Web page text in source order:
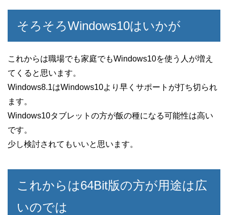
そろそろWindows10はいかが
これからは職場でも家庭でもWindows10を使う人が増え
てくると思います。
Windows8.1はWindows10より早くサポートが打ち切られ
ます。
Windows10タブレットの方が飯の種になる可能性は高い
です。
少し検討されてもいいと思います。
これからは64Bit版の方が用途は広
いのでは